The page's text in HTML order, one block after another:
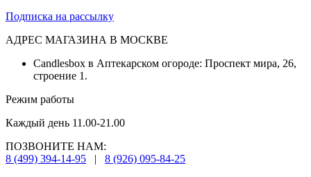
Подписка на рассылку
АДРЕС МАГАЗИНА В МОСКВЕ
Candlesbox в Аптекарском огороде: Проспект мира, 26,
строение 1.
Режим работы
Каждый день 11.00-21.00
ПОЗВОНИТЕ НАМ:
8 (499) 394-14-95
| 8 (926) 095-84-25